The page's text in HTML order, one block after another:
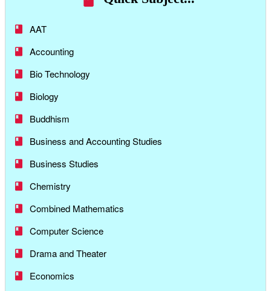
AAT
Accounting
Bio Technology
Biology
Buddhism
Business and Accounting Studies
Business Studies
Chemistry
Combined Mathematics
Computer Science
Drama and Theater
Economics